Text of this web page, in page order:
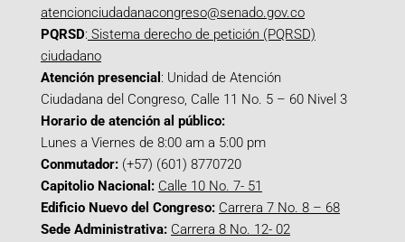
atencionciudadanacongreso@senado.gov.co
PQRSD: Sistema derecho de petición (PQRSD)
ciudadano
Atención presencial : Unidad de Atención
Ciudadana del Congreso, Calle 11 No. 5 – 60 Nivel 3
Horario de atención al público:
Lunes a Viernes de 8:00 am a 5:00 pm
Conmutador: (+57) (601) 8770720
Capitolio Nacional: Calle 10 No. 7- 51
Edificio Nuevo del Congreso: Carrera 7 No. 8 – 68
Sede Administrativa: Carrera 8 No. 12- 02